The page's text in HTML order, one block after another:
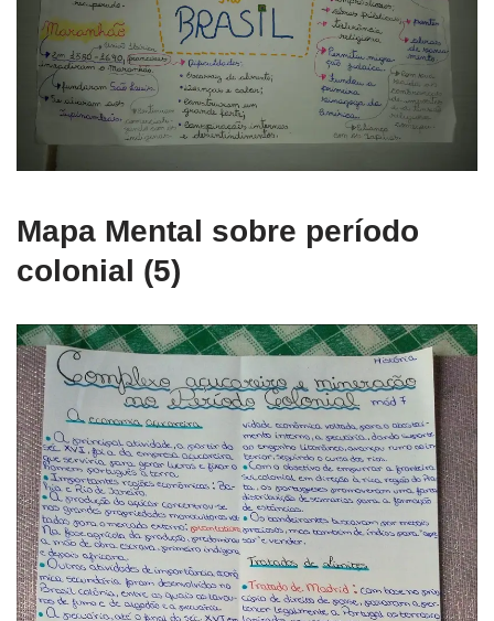
Mapa Mental sobre período
colonial (5)